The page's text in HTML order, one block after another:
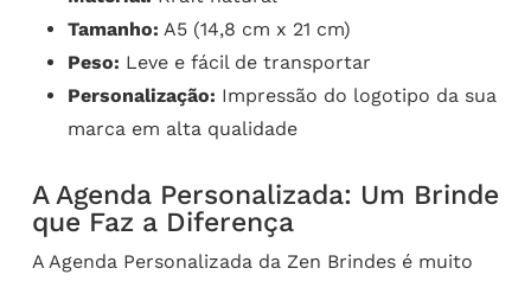
Tamanho: A5 (14,8 cm x 21 cm)
Peso: Leve e fácil de transportar
Personalização: Impressão do logotipo da sua
marca em alta qualidade
A Agenda Personalizada: Um Brinde
que Faz a Diferença
A Agenda Personalizada da Zen Brindes é muito